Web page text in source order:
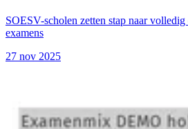
SOESV-scholen zetten stap naar
examens
27 nov 2025